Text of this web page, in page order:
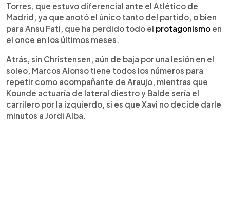
Torres, que estuvo diferencial ante el Atlético de
Madrid, ya que anotó el único tanto del partido, o bien
para Ansu Fati, que ha perdido todo el protagonismo en
el once en los últimos meses.
Atrás, sin Christensen, aún de baja por una lesión en el
soleo, Marcos Alonso tiene todos los números para
repetir como acompañante de Araujo, mientras que
Kounde actuaría de lateral diestro y Balde sería el
carrilero por la izquierdo, si es que Xavi no decide darle
minutos a Jordi Alba.